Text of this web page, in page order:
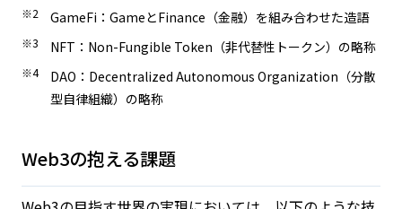
※2 GameFi：GameとFinance（金融）を組み合わせた造語
※3 NFT：Non-Fungible Token（非代替性トークン）の略称
※4
DAO：Decentralized Autonomous Organization（分散
型自律組織）の略称
Web3の抱える課題